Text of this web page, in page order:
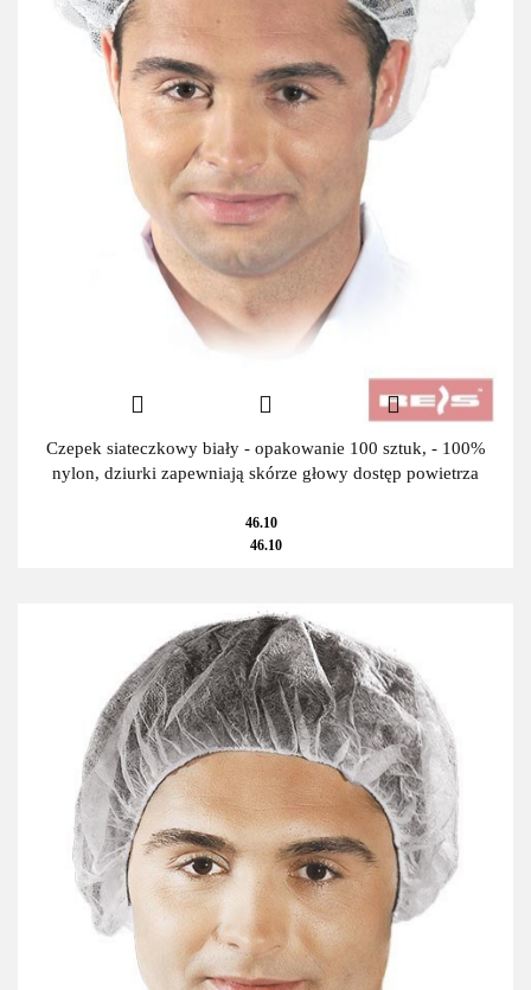
Czepek siateczkowy biały - opakowanie 100 sztuk, - 100%
nylon, dziurki zapewniają skórze głowy dostęp powietrza
46.10
46.10